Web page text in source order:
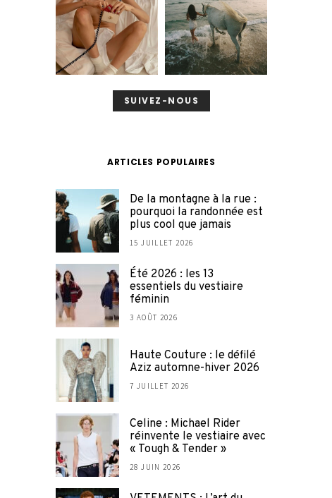
SUIVEZ-NOUS
ARTICLES POPULAIRES
De la montagne à la rue :
pourquoi la randonnée est
plus cool que jamais
15 JUILLET 2026
Été 2026 : les 13
essentiels du vestiaire
féminin
3 AOÛT 2026
Haute Couture : le défilé
Aziz automne-hiver 2026
7 JUILLET 2026
Celine : Michael Rider
réinvente le vestiaire avec
« Tough & Tender »
28 JUIN 2026